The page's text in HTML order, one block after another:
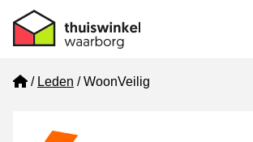
Home
Leden WoonVeilig